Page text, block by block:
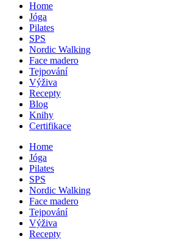
Home
Jóga
Pilates
SPS
Nordic Walking
Face madero
Tejpování
Výživa
Recepty
Blog
Knihy
Certifikace
Home
Jóga
Pilates
SPS
Nordic Walking
Face madero
Tejpování
Výživa
Recepty